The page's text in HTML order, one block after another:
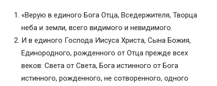
«Верую в единого Бога Отца, Вседержителя, Творца
неба и земли, всего видимого и невидимого.
И в единого Господа Иисуса Христа, Сына Божия,
Единородного, рожденного от Отца прежде всех
веков: Света от Света, Бога истинного от Бога
истинного, рожденного, не сотворенного, одного